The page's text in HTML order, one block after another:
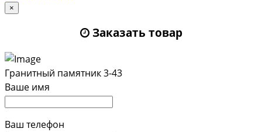
×
Заказать товар
Гранитный памятник 3-43
Ваше имя
Ваш телефон